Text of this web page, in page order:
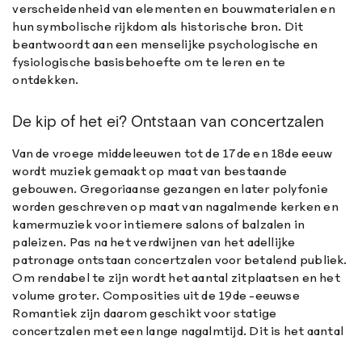
verscheidenheid van elementen en bouwmaterialen en
hun symbolische rijkdom als historische bron. Dit
beantwoordt aan een menselijke psychologische en
fysiologische basisbehoefte om te leren en te
ontdekken.
De kip of het ei? Ontstaan van concertzalen
Van de vroege middeleeuwen tot de 17de en 18de eeuw
wordt muziek gemaakt op maat van bestaande
gebouwen. Gregoriaanse gezangen en later polyfonie
worden geschreven op maat van nagalmende kerken en
kamermuziek voor intiemere salons of balzalen in
paleizen. Pas na het verdwijnen van het adellijke
patronage ontstaan concertzalen voor betalend publiek.
Om rendabel te zijn wordt het aantal zitplaatsen en het
volume groter. Composities uit de 19de -eeuwse
Romantiek zijn daarom geschikt voor statige
concertzalen met een lange nagalmtijd. Dit is het aantal